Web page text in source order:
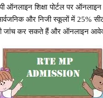
ऑनलाइन शिक्षा पोर्टल पर
और निजी स्कूलों में 25%
की जांच कर सकते हैं और ऑनलाइन